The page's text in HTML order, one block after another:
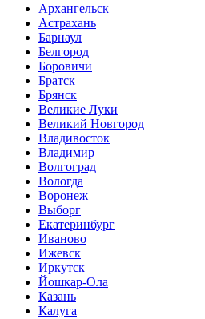
Архангельск
Астрахань
Барнаул
Белгород
Боровичи
Братск
Брянск
Великие Луки
Великий Новгород
Владивосток
Владимир
Волгоград
Вологда
Воронеж
Выборг
Екатеринбург
Иваново
Ижевск
Иркутск
Йошкар-Ола
Казань
Калуга